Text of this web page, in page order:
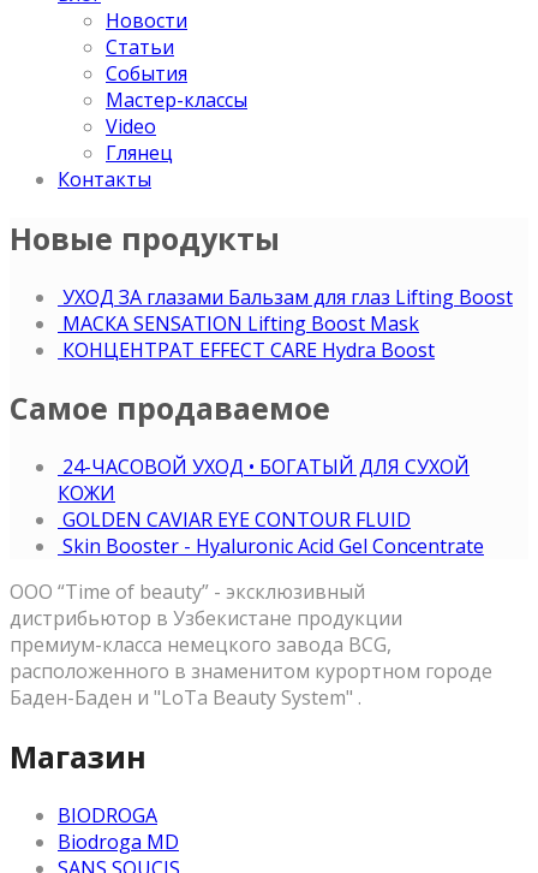
Новости
Статьи
События
Мастер-классы
Video
Глянец
Контакты
Новые продукты
УХОД ЗА глазами Бальзам для глаз Lifting Boost
МАСКА SENSATION Lifting Boost Mask
КОНЦЕНТРАТ EFFECT CARE Hydra Boost
Самое продаваемое
24-ЧАСОВОЙ УХОД • БОГАТЫЙ ДЛЯ СУХОЙ
КОЖИ
GOLDEN CAVIAR EYE CONTOUR FLUID
Skin Booster - Hyaluronic Acid Gel Concentrate
OOO “Time of beauty” - эксклюзивный
дистрибьютор в Узбекистане продукции
премиум-класса немецкого завода BCG,
расположенного в знаменитом курортном городе
Баден-Баден и "LoTa Beauty System" .
Магазин
BIODROGA
Biodroga MD